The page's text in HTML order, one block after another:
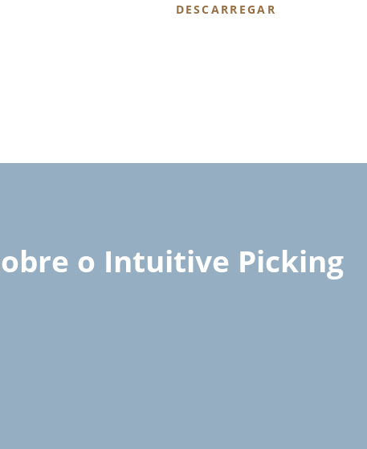
DESCARREGAR
o Intuitive Picking